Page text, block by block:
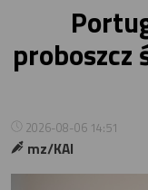
proboszcz
2026-08-06 14:51
mz/KAI